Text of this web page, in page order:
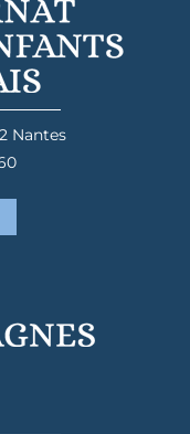
Nantes